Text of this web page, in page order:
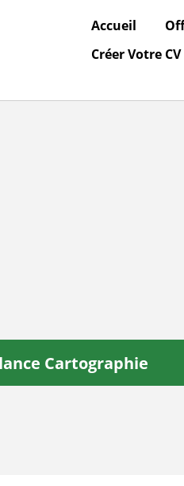
Accueil
Créer Votre
Cartographie